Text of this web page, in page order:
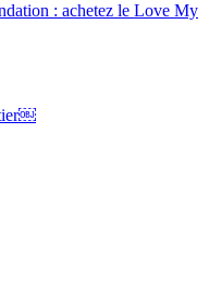
: achetez le Love My